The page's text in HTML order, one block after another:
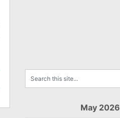
May 2026